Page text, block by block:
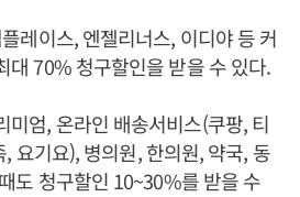
레이스, 엔젤리너스, 이디야 등 커
대 70% 청구할인을 받을 수 있다.
미엄, 온라인 배송서비스(쿠팡, 티
요기요), 병의원, 한의원, 약국, 동
도 청구할인 10~30%를 받을 수